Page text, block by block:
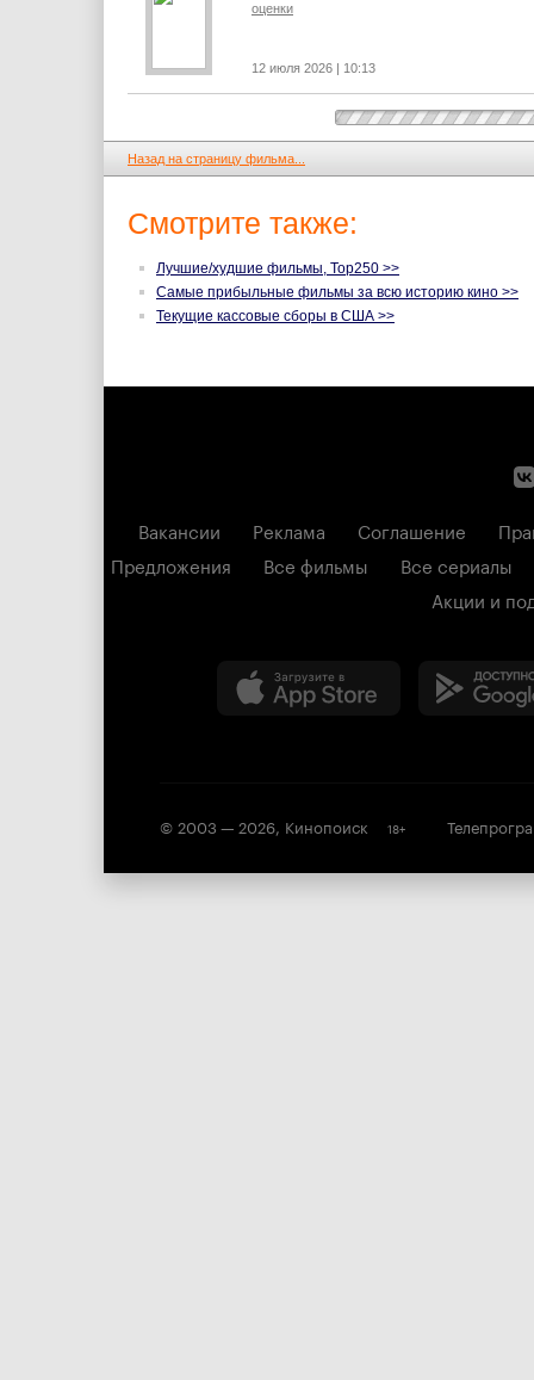
оценки
12 июля 2026 | 10:13
Назад на страницу фильма...
Смотрите также:
Лучшие/худшие фильмы, Top250 >>
Самые прибыльные фильмы за всю историю кино >>
Текущие кассовые сборы в США >>
Вакансии Реклама Соглашение
Предложения
Все фильмы
Все сериалы
Акции и
© 2003 — 2026, Кинопоиск 18+